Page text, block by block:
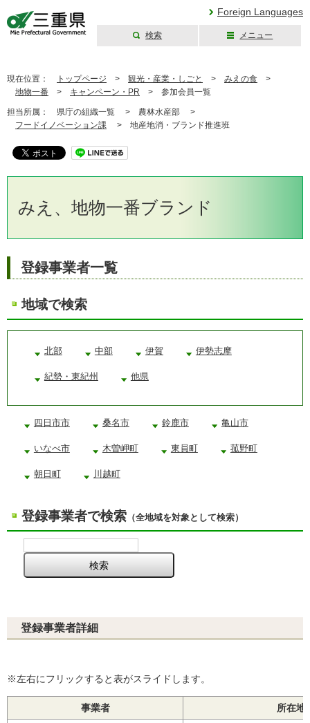
Foreign Languages
検索 メニュー
現在位置： トップページ > 観光・産業・しごと > みえの食 >
地物一番 > キャンペーン・PR > 参加会員一覧
担当所属： 県庁の組織一覧 > 農林水産部 >
フードイノベーション課 > 地産地消・ブランド推進班
みえ、地物一番ブランド
登録事業者一覧
地域で検索
北部 中部 伊賀 伊勢志摩
紀勢・東紀州 他県
四日市市 桑名市 鈴鹿市 亀山市
いなべ市 木曽岬町 東員町 菰野町
朝日町 川越町
登録事業者で検索 （全地域を対象として検索）
登録事業者詳細
※左右にフリックすると表がスライドします。
事業者 所在地